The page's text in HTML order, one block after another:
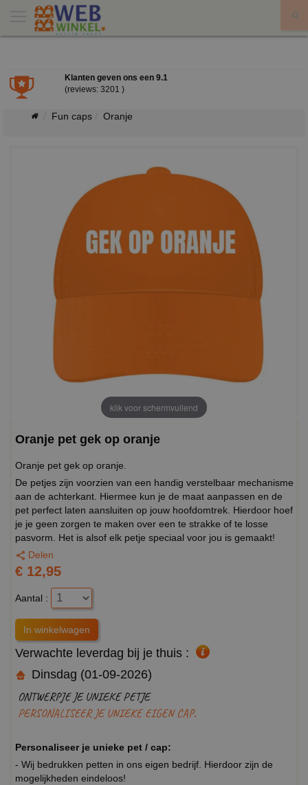
Klanten geven ons een 9.1
(reviews: 3201 )
Fun caps Oranje
klik voor schermvullend
Oranje pet gek op oranje
Oranje pet gek op oranje.
De petjes zijn voorzien van een handig verstelbaar mechanisme
aan de achterkant. Hiermee kun je de maat aanpassen en de
pet perfect laten aansluiten op jouw hoofdomtrek. Hierdoor hoef
je je geen zorgen te maken over een te strakke of te losse
pasvorm. Het is alsof elk petje speciaal voor jou is gemaakt!
Delen
€ 12,95
Aantal :
Verwachte leverdag bij je thuis :
Dinsdag (01-09-2026)
ONTWERPJE JE UNIEKE PETJE
PERSONALISEER JE UNIEKE EIGEN CAP.
Personaliseer je unieke pet / cap:
- Wij bedrukken petten in ons eigen bedrijf. Hierdoor zijn de
mogelijkheden eindeloos!